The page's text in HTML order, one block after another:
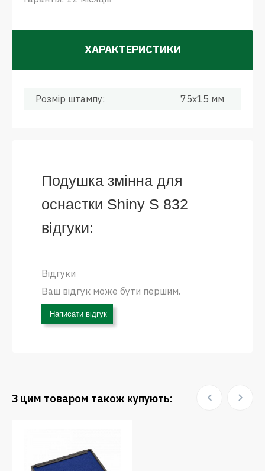
ХАРАКТЕРИСТИКИ
Розмір штампу: 75x15 мм
Подушка змінна для
оснастки Shiny S 832
відгуки:
Відгуки
Ваш відгук може бути першим.
Написати відгук
З цим товаром також купують: